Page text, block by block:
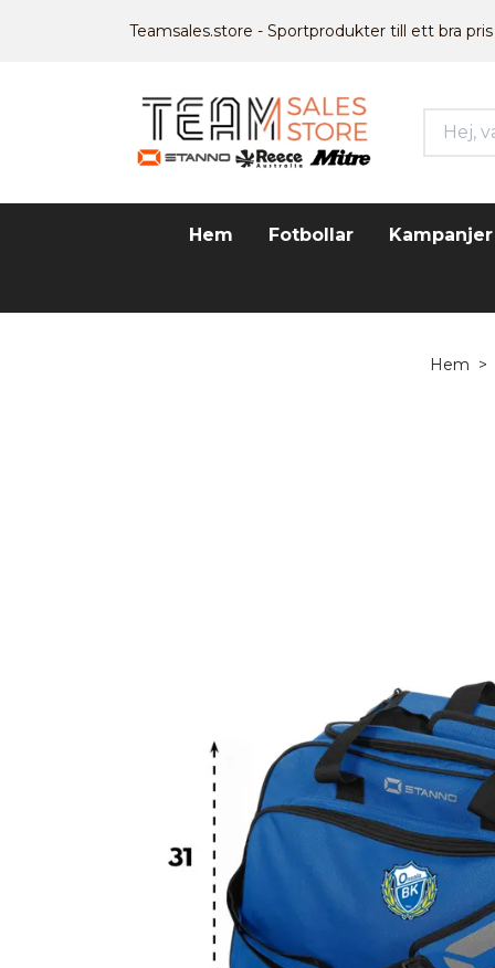
Teamsales.store - Sportprodukter till ett bra pris
Hem Fotbollar Kampanjer
Hem